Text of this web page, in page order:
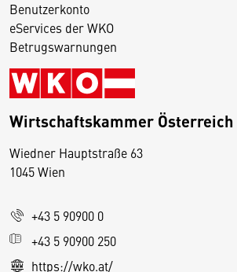
Benutzerkonto
eServices der WKO
Betrugswarnungen
Wirtschaftskammer Österreich
Wiedner Hauptstraße 63
1045 Wien
+43 5 90900 0
+43 5 90900 250
https://wko.at/
D
s
e
S